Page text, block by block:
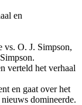
en
vs. O. J. Simpson,
verteld het verhaal
en gaat over het
domineerde.